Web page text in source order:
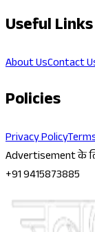
Useful Links
About UsContact
Policies
Privacy Policy
Advertisement के
+91 9415873885